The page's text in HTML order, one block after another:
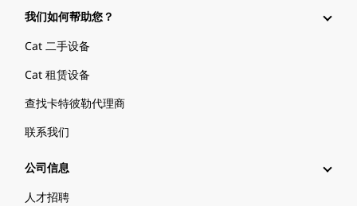
我们如何帮助您？
Cat 二手设备
Cat 租赁设备
查找卡特彼勒代理商
联系我们
公司信息
人才招聘